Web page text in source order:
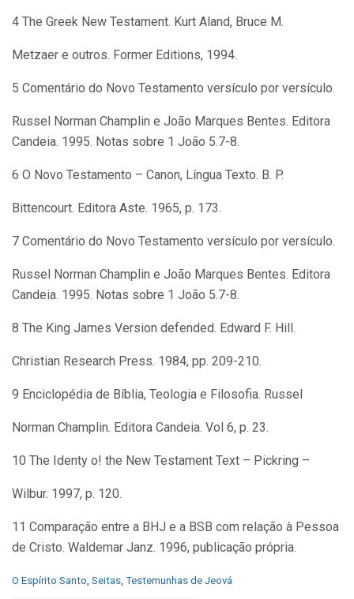
4 The Greek New Testament. Kurt Aland, Bruce M.
Metzaer e outros. Former Editions, 1994.
5 Comentário do Novo Testamento versículo por versículo.
Russel Norman Champlin e João Marques Bentes. Edito­ra
Candeia. 1995. Notas sobre 1 João 5.7-8.
6 O Novo Testamento – Canon, Língua Texto. B. P.
Bittencourt. Editora Aste. 1965, p. 173.
7 Comentário do Novo Testamento versículo por versículo.
Russel Norman Champlin e João Marques Bentes. Edito­ra
Candeia. 1995. Notas sobre 1 João 5.7-8.
8 The King James Version defended. Edward F. Hill.
Christian Research Press. 1984, pp. 209-210.
9 Enciclopédia de Bíblia, Teologia e Filosofia. Russel
Norman Champlin. Editora Candeia. Vol 6, p. 23.
10 The Identy o! the New Testament Text – Pickring –
Wilbur. 1997, p. 120.
11 Comparação entre a BHJ e a BSB com relação à Pes­soa
de Cristo. Waldemar Janz. 1996, publicação própria.
C
O Espírito Santo Seitas Testemunhas de Jeová